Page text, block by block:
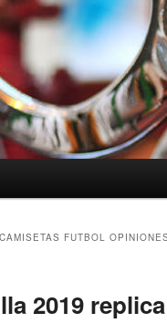
CAMISETAS FUTBOL
2019 replica